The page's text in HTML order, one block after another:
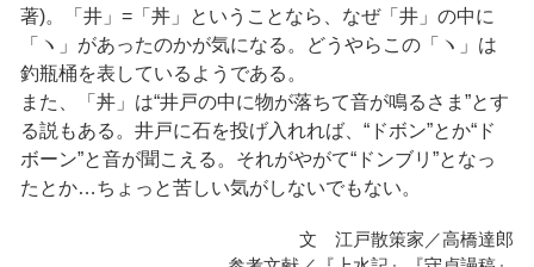
著)。「井」=「丼」ということなら、なぜ「井」の中に
「ヽ」があったのかが気になる。どうやらこの「ヽ」は
釣瓶桶を表しているようである。
また、「丼」は“井戸の中に物が落ちて音が鳴るさま”とす
る説もある。井戸に石を投げ入れれば、“ドボン”とか“ド
ボーン”と音が聞こえる。それがやがて“ドンブリ”となっ
たとか…ちょっと苦しい気がしないでもない。
文 江戸散策家／高橋達郎